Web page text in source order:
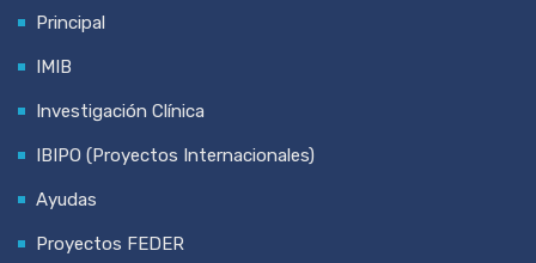
Principal
IMIB
Investigación Clínica
IBIPO (Proyectos Internacionales)
Ayudas
Proyectos FEDER